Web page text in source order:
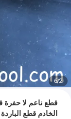
2
/
6
الخادم قطع الباردة